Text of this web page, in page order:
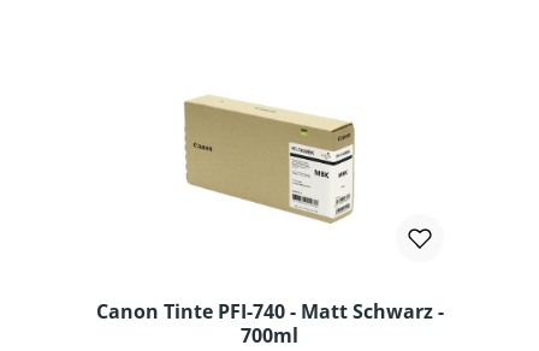
Canon Tinte PFI-740 - Matt Schwarz -
700ml